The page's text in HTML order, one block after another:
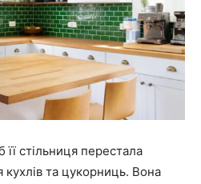
стільниця перестала
та цукорниць. Вона